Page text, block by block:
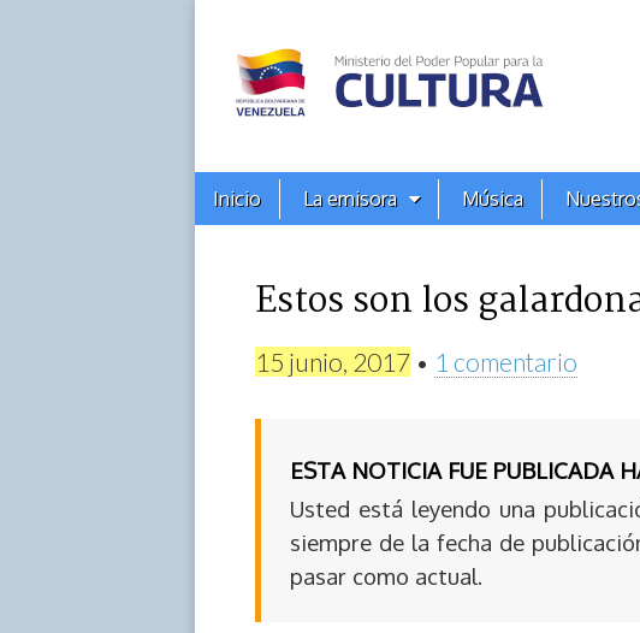
Alba
Ciudad
96.3
FM
Menú
principal
Inicio La emisora Música
Estos son los
15 junio, 2017 • 1 comentario
ESTA NOTICIA FUE PUBLICADA
Usted está leyendo una
siempre de la fecha de
pasar como actual.